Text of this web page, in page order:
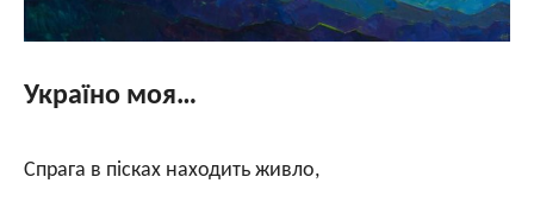
Україно моя…
Спрага в пісках находить живло,